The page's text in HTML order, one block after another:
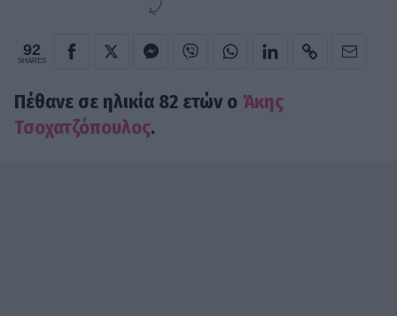
92
SHARES
Πέθανε σε ηλικία 82 ετών ο Άκης
Τσοχατζόπουλος.